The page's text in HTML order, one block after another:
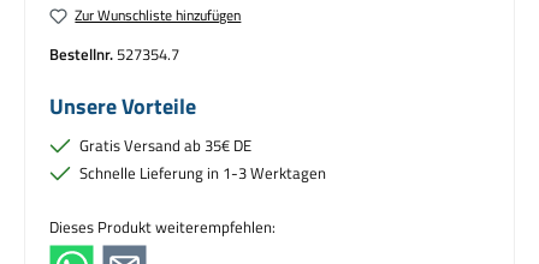
Zur Wunschliste hinzufügen
Bestellnr.527354.7
Unsere Vorteile
Gratis Versand ab 35€ DE
Schnelle Lieferung in 1-3 Werktagen
Dieses Produkt weiterempfehlen: